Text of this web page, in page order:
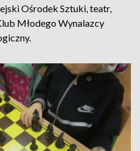
Ośrodek Sztuki, teatr,
Młodego Wynalazcy